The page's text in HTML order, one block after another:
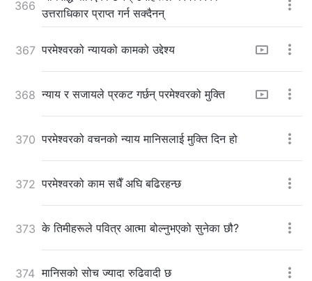
366
उत्तराधिकार प्राप्त गर्न सक्दैनन्
367 परमेश्‍वरको न्यायको कामको उद्देश्य
368 न्याय र सजायले प्रकट गर्छन् परमेश्‍वरको मुक्ति
370 परमेश्‍वरको वचनको न्याय मानिसलाई मुक्ति दिन हो
372 परमेश्‍वरको काम सधैँ अघि बढिरहन्छ
373 के तिमीहरूले पवित्र आत्मा बोल्नुभएको सुनेका छौ?
374 मानिसको सोच ज्यादा रुढिवादी छ